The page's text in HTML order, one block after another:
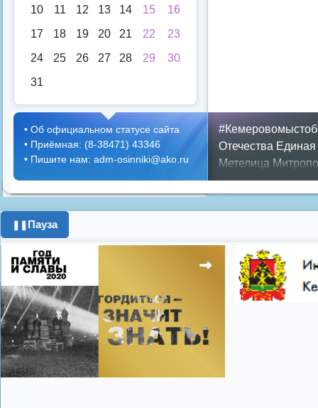
10
11 12 13 14 15
16
17
18 19 20 21 22
23
24
25 26 27 28 29
30
31
Отечества
Метелица
Днем ЖКХ
Противопожарная
день города
цифровое
Показать все теги
• Об официальном статусе сайта
• Приёмная: (8-38471) 43346
• Пишите нам: adm-osinniki@ako.ru
❚❚ Пауза